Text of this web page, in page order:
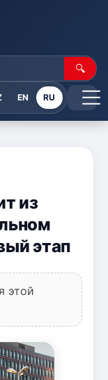
🔍
EN RU
из
этап
этой